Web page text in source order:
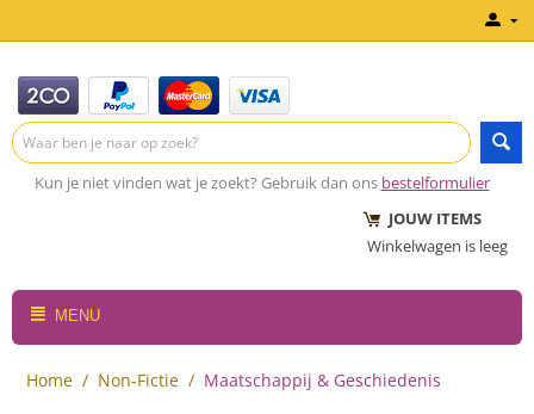
Kun je niet vinden wat je zoekt? Gebruik dan ons bestelformulier
JOUW ITEMS
Winkelwagen is leeg
MENU
Home / Non-Fictie / Maatschappij & Geschiedenis